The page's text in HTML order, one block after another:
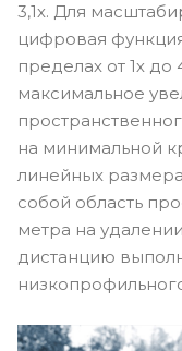
3,1х. Для
цифровая
пределах от 1х до
максимальное
на минимальной
линейных
собой область
метра на
дистанцию